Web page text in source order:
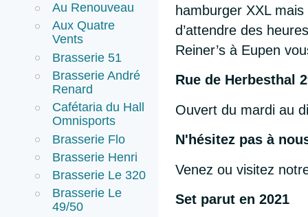
Au Renouveau
Aux Quatre
Vents
Brasserie 51
Brasserie André
Renard
Cafétaria du Hall
Omnisports
Brasserie Flo
Brasserie Henri
Brasserie Le 320
Brasserie Le
49/50
hamburger XXL
d’attendre des
Reiner’s à Eupen
Rue de Herbesthal
Ouvert du mardi au
N'hésitez pas à
Venez ou visitez
Set parut en 2021